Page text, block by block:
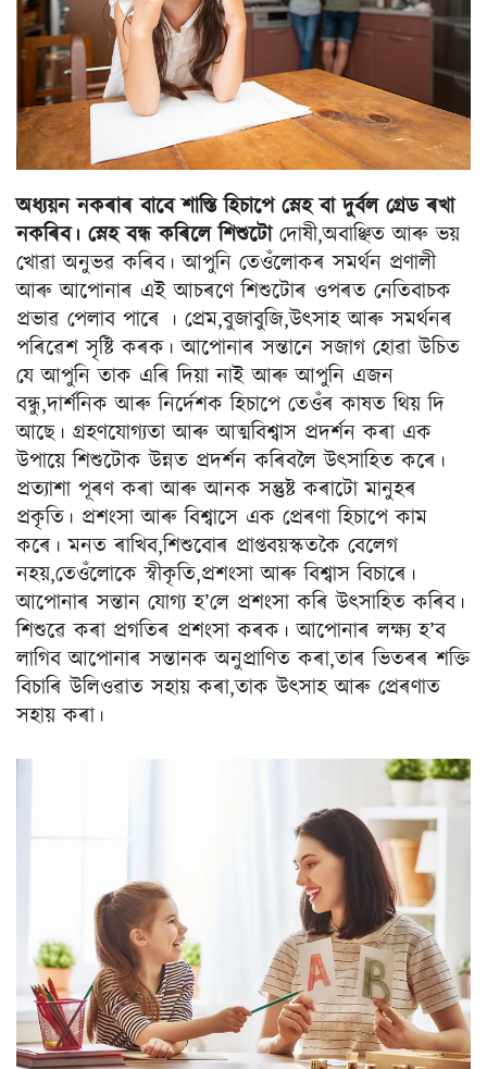
অধ্যয়ন নকৰাৰ বাবে শাস্তি হিচাপে স্নেহ বা দুৰ্বল গ্ৰেড ৰখা
নকৰিব। স্নেহ বন্ধ কৰিলে শিশুটোদোষী,অবাঞ্ছিত আৰু ভয়
খোৱা অনুভৱ কৰিব। আপুনি তেওঁলোকৰ সমৰ্থন প্ৰণালী
আৰু আপোনাৰ এই আচৰণে শিশুটোৰ ওপৰত নেতিবাচক
প্ৰভাৱ পেলাব পাৰে । প্ৰেম,বুজাবুজি,উৎসাহ আৰু সমৰ্থনৰ
পৰিৱেশ সৃষ্টি কৰক। আপোনাৰ সন্তানে সজাগ হোৱা উচিত
যে আপুনি তাক এৰি দিয়া নাই আৰু আপুনি এজন
বন্ধু,দাৰ্শনিক আৰু নিৰ্দেশক হিচাপে তেওঁৰ কাষত থিয় দি
আছে। গ্ৰহণযোগ্যতা আৰু আত্মবিশ্বাস প্ৰদৰ্শন কৰা এক
উপায়ে শিশুটোক উন্নত প্ৰদৰ্শন কৰিবলৈ উৎসাহিত কৰে।
প্ৰত্যাশা পূৰণ কৰা আৰু আনক সন্তুষ্ট কৰাটো মানুহৰ
প্ৰকৃতি। প্ৰশংসা আৰু বিশ্বাসে এক প্ৰেৰণা হিচাপে কাম
কৰে। মনত ৰাখিব,শিশুবোৰ প্ৰাপ্তবয়স্কতকৈ বেলেগ
নহয়,তেওঁলোকে স্বীকৃতি,প্ৰশংসা আৰু বিশ্বাস বিচাৰে।
আপোনাৰ সন্তান যোগ্য হ’লে প্ৰশংসা কৰি উৎসাহিত কৰিব।
শিশুৱে কৰা প্ৰগতিৰ প্ৰশংসা কৰক। আপোনাৰ লক্ষ্য হ’ব
লাগিব আপোনাৰ সন্তানক অনুপ্ৰাণিত কৰা,তাৰ ভিতৰৰ শক্তি
বিচাৰি উলিওৱাত সহায় কৰা,তাক উৎসাহ আৰু প্ৰেৰণাত
সহায় কৰা।